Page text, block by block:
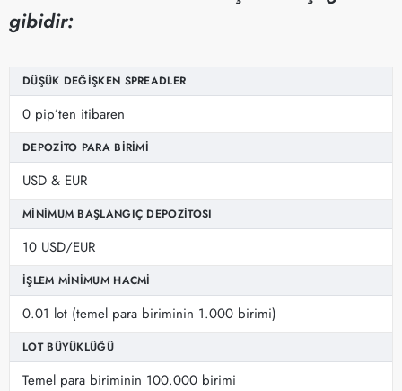
gibidir:
DÜŞÜK DEĞIŞKEN SPREADLER
0 pip’ten itibaren
DEPOZITO PARA BIRIMI
USD & EUR
MINIMUM BAŞLANGIÇ DEPOZITOSI
10 USD/EUR
İŞLEM MINIMUM HACMI
0.01 lot (temel para biriminin 1.000 birimi)
LOT BÜYÜKLÜĞÜ
Temel para biriminin 100.000 birimi